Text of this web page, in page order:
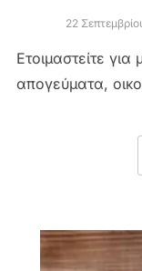
22
Ετοιμαστείτε για
απογεύματα,